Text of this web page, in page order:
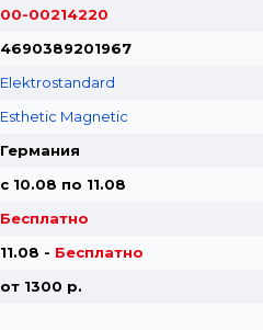
00-00214220
4690389201967
Elektrostandard
Esthetic Magnetic
Германия
с 10.08 по 11.08
Бесплатно
11.08 - Бесплатно
от 1300 p.